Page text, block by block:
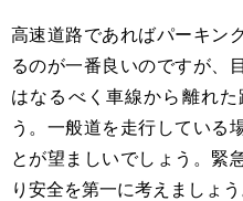
高速道路であればパーキン
るのが一番良いのですが、
はなるべく車線から離れ
う。一般道を走行している
とが望ましいでしょう。緊
り安全を第一に考えましょう